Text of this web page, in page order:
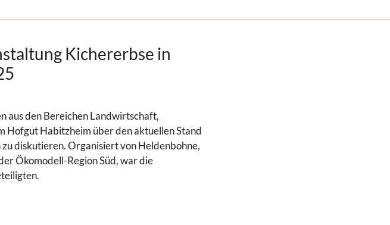
Kichererbse in
aus den Bereichen Landwirtschaft,
Hofgut Habitzheim über den aktuellen Stand
diskutieren. Organisiert von Heldenbohne,
Ökomodell-Region Süd, war die